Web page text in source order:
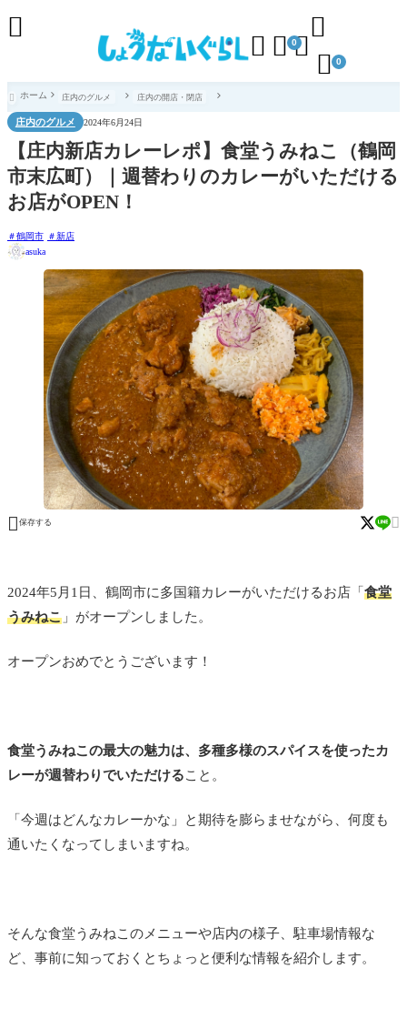
  0

 0

 ホーム 庄内のグルメ 庄内の開店・閉店
庄内のグルメ 2024年6月24日
【庄内新店カレーレポ】食堂うみねこ（鶴岡
市末広町）｜週替わりのカレーがいただける
お店がOPEN！
鶴岡市
新店
asuka
 保存する 
2024年5月1日、鶴岡市に多国籍カレーがいただけるお店「 食堂
うみねこ 」がオープンしました。
オープンおめでとうございます！
食堂うみねこの最大の魅力は、多種多様のスパイスを使ったカ
レーが週替わりでいただけること。
「今週はどんなカレーかな」と期待を膨らませながら、何度も
通いたくなってしまいますね。
そんな食堂うみねこのメニューや店内の様子、駐車場情報な
ど、事前に知っておくとちょっと便利な情報を紹介します。